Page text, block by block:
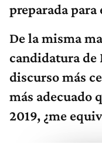
preparada para
De la misma
candidatura de
discurso más
más adecuado
2019, ¿me